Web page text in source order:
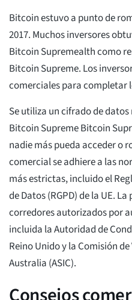
Bitcoin estuvo a punto de
2017. Muchos inversores
Bitcoin Supremealth como
Bitcoin Supreme. Los
comerciales para completar
Se utiliza un cifrado de
Bitcoin Supreme Bitcoin
nadie más pueda acceder o
comercial se adhiere a las
más estrictas, incluido el
de Datos (RGPD) de la UE.
corredores autorizados por
incluida la Autoridad de
Reino Unido y la Comisión
Australia (ASIC).